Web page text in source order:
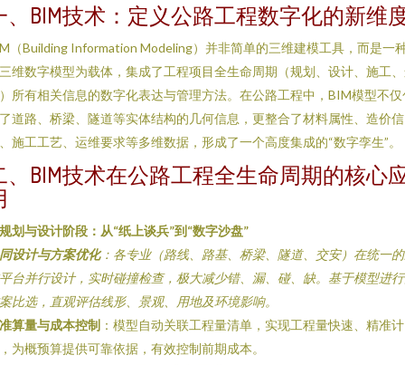
、BIM技术：定义公路工程数字化的新维
（Building Information Modeling）并非简单的三维建模工具，而是一
维数字模型为载体，集成了工程项目全生命周期（规划、设计、施工
所有相关信息的数字化表达与管理方法。在公路工程中，BIM模型不仅
道路、桥梁、隧道等实体结构的几何信息，更整合了材料属性、造价信
施工工艺、运维要求等多维数据，形成了一个高度集成的“数字孪生”。
、BIM技术在公路工程全生命周期的核心
划与设计阶段：从“纸上谈兵”到“数字沙盘”
设计与方案优化：各专业（路线、路基、桥梁、隧道、交安）在统一
台并行设计，实时碰撞检查，极大减少错、漏、碰、缺。基于模型进
比选，直观评估线形、景观、用地及环境影响。
算量与成本控制 ：模型自动关联工程量清单，实现工程量快速、精准计
为概预算提供可靠依据，有效控制前期成本。